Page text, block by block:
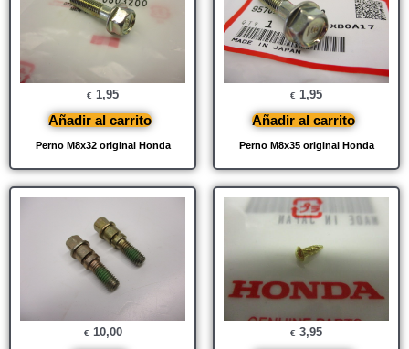
Perno M8x32 original Honda
€ 1,95
Añadir al carrito
Perno M8x35 original Honda
€ 1,95
Añadir al carrito
€ 10,00 € 3,95